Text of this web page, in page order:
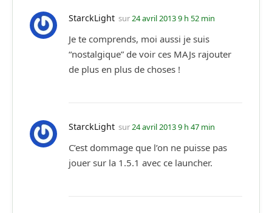
StarckLight sur24 avril 2013 9 h 52 min
Je te comprends, moi aussi je suis
“nostalgique” de voir ces MAJs rajouter
de plus en plus de choses !
StarckLight sur24 avril 2013 9 h 47 min
C’est dommage que l’on ne puisse pas
jouer sur la 1.5.1 avec ce launcher.